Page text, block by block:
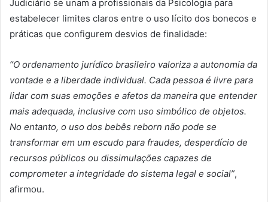
Judiciário se unam a profissionais da Psicologia para
estabelecer limites claros entre o uso lícito dos bonecos e
práticas que configurem desvios de finalidade:
“O ordenamento jurídico brasileiro valoriza a autonomia da
vontade e a liberdade individual. Cada pessoa é livre para
lidar com suas emoções e afetos da maneira que entender
mais adequada, inclusive com uso simbólico de objetos.
No entanto, o uso dos bebês reborn não pode se
transformar em um escudo para fraudes, desperdício de
recursos públicos ou dissimulações capazes de
comprometer a integridade do sistema legal e social”,
afirmou.